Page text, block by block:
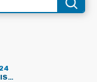
ZARZĄDZENIE NR 0050.10.2024 BURMISTRZA GMINY I MIASTA TULISZKÓW Z DNIA 29 STYCZNIA 2024 R. W SPRAWIE USTALENIA PLANU DOFINANSOWANIA FORM DOSKONALENIA ZAWODOWEGO NAUCZYCIELI ORAZ USTALENIA MAKSYMALNEJ KWOTY DOFINANSOWANIA OPŁAT W 2024 R. ZA KSZTAŁCENIE NAUCZYCIELI ZATRUDNIONYCH W SZKOŁACH I PRZEDSZKOLU, DLA KTÓRYCH ORGANEM PROWADZĄCYM JEST GMINA I MIASTO TULISZKÓW